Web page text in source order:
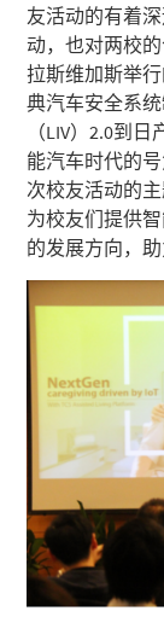
友活动的有着
动，也对两校
拉斯维加斯举
典汽车安全系
（LIV）2.0到
能汽车时代的
次校友活动的
为校友们提供
的发展方向，